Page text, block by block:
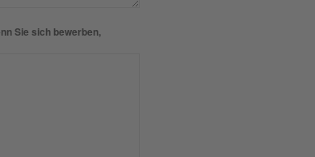
Sie sich bewerben,